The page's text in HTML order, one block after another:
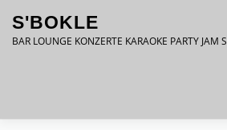
Inhalt
springen
S'BOKLE
BAR LOUNGE KONZERTE KARAOKE PARTY JAM